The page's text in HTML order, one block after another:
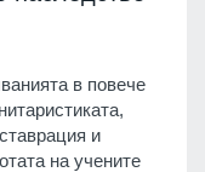
в повече
и
на учените